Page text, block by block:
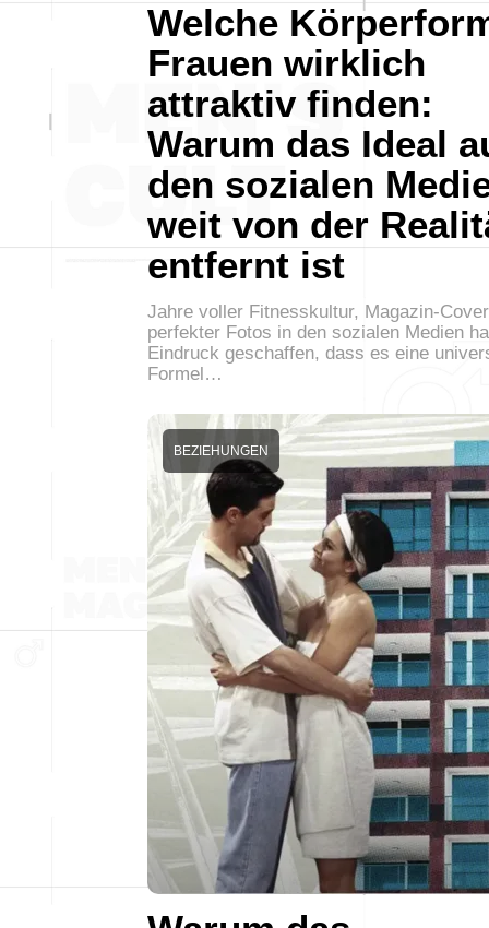
Welche
Frauen wirklich
attraktiv finden:
Warum das Ideal
den sozialen
weit von der
entfernt ist
Jahre voller Fitnesskultur, Magazin-
perfekter Fotos in den sozialen Medien
Eindruck geschaffen, dass es eine
Formel…
BEZIEHUNGEN